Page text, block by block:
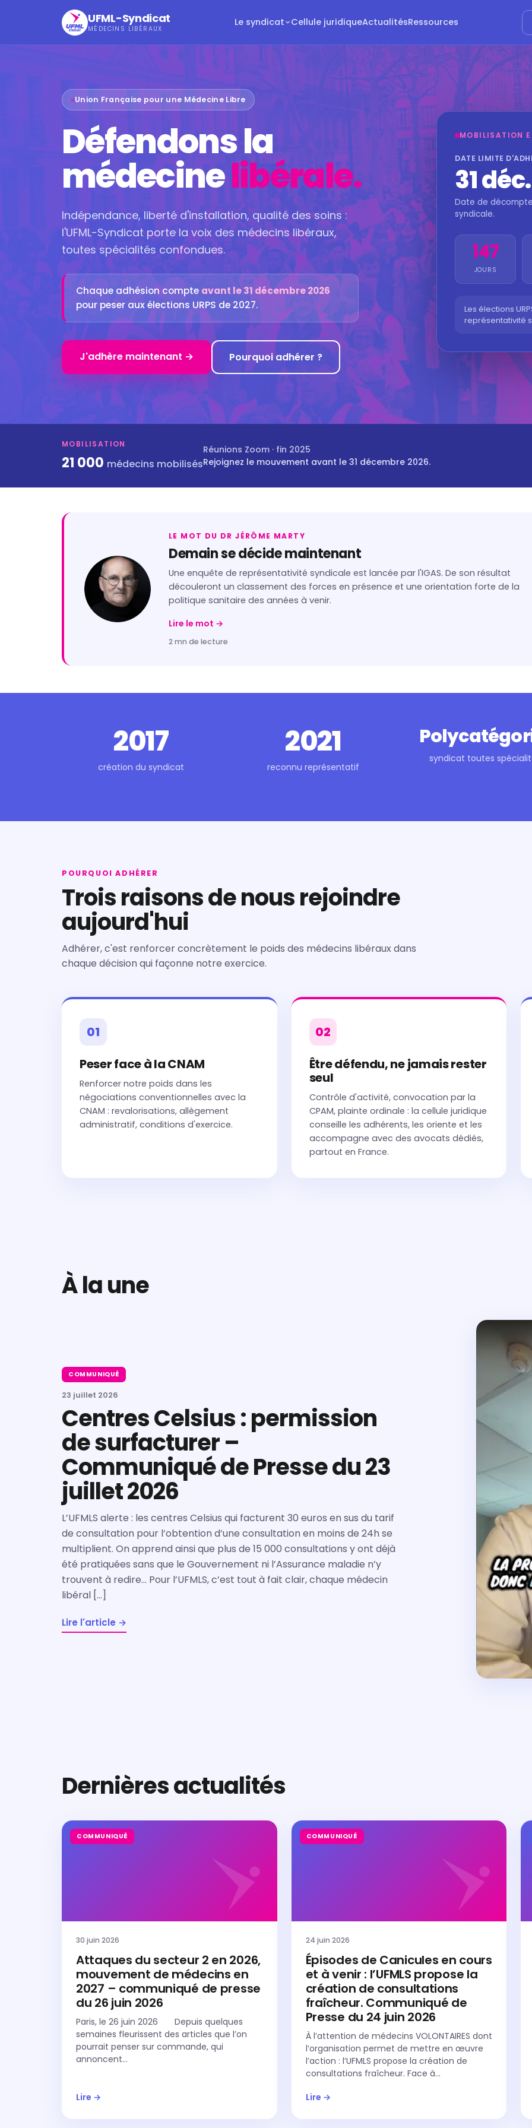
UFML-Syndicat
MÉDECINS LIBÉRAUX
Le syndicat Cellule juridiqueActualitésRessources
Union Française pour une Médecine Libre
Défendons la
médecinelibérale.
Indépendance, liberté d'installation, qualité des soins :
l'UFML-Syndicat porte la voix des médecins libéraux,
toutes spécialités confondues.
Chaque adhésion compte avant le 31 décembre 2026
pour peser aux élections URPS de 2027.
J'adhère maintenant → Pourquoi adhérer ?
MOBILISATION
DATE LIMITE
31
Date de
syndicale.
147
JOURS
Les élections
représentativité
MOBILISATION
21 000 médecins mobilisés
Réunions Zoom · fin 2025
Rejoignez le mouvement avant le 31 décembre 2026.
LE MOT DU DR JÉRÔME MARTY
Demain se décide maintenant
Une enquête de représentativité syndicale est lancée par l'IGAS. De son résultat
découleront un classement des forces en présence et une orientation forte de la
politique sanitaire des années à venir.
Lire le mot →
2 mn de lecture
2017
création du syndicat
2021
reconnu représentatif
syndicat toutes
POURQUOI ADHÉRER
Trois raisons de nous rejoindre
aujourd'hui
Adhérer, c'est renforcer concrètement le poids des médecins libéraux dans
chaque décision qui façonne notre exercice.
01
Peser face à la CNAM
Renforcer notre poids dans les
négociations conventionnelles avec la
CNAM : revalorisations, allègement
administratif, conditions d'exercice.
02
Être défendu, ne jamais rester
seul
Contrôle d'activité, convocation par la
CPAM, plainte ordinale : la cellule juridique
conseille les adhérents, les oriente et les
accompagne avec des avocats dédiés,
partout en France.
À la une
COMMUNIQUÉ
23 juillet 2026
Centres Celsius : permission
de surfacturer –
Communiqué de Presse du 23
juillet 2026
L’UFMLS alerte : les centres Celsius qui facturent 30 euros en sus du tarif
de consultation pour l’obtention d’une consultation en moins de 24h se
multiplient. On apprend ainsi que plus de 15 000 consultations y ont déjà
été pratiquées sans que le Gouvernement ni l’Assurance maladie n’y
trouvent à redire… Pour l’UFMLS, c’est tout à fait clair, chaque médecin
libéral […]
Lire l'article →
Dernières actualités
COMMUNIQUÉ
30 juin 2026
Attaques du secteur 2 en 2026,
mouvement de médecins en
2027 – communiqué de presse
du 26 juin 2026
Paris, le 26 juin 2026 Depuis quelques
semaines fleurissent des articles que l’on
pourrait penser sur commande, qui
annoncent…
Lire →
COMMUNIQUÉ
24 juin 2026
Épisodes de Canicules en cours
et à venir : l’UFMLS propose la
création de consultations
fraîcheur. Communiqué de
Presse du 24 juin 2026
À l’attention de médecins VOLONTAIRES dont
l’organisation permet de mettre en œuvre
l’action : l’UFMLS propose la création de
consultations fraîcheur. Face à…
Lire →